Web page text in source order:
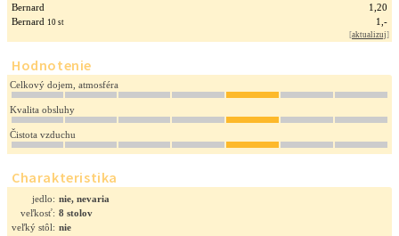
Bernard
1,20
Bernard 10 st 1,-
[aktualizuj]
Hodnotenie
Celkový dojem, atmosféra
Kvalita obsluhy
Čistota vzduchu
Charakteristika
jedlo: nie, nevaria
veľkosť: 8 stolov
veľký stôl: nie